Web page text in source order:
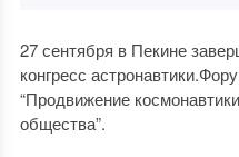
27 сентября в Пекине
конгресс
“Продвижение
общества”.